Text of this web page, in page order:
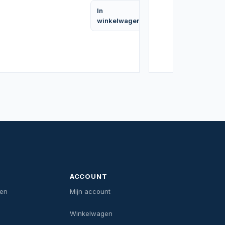
In
winkelwagen
ACCOUNT
Mijn account
Winkelwagen